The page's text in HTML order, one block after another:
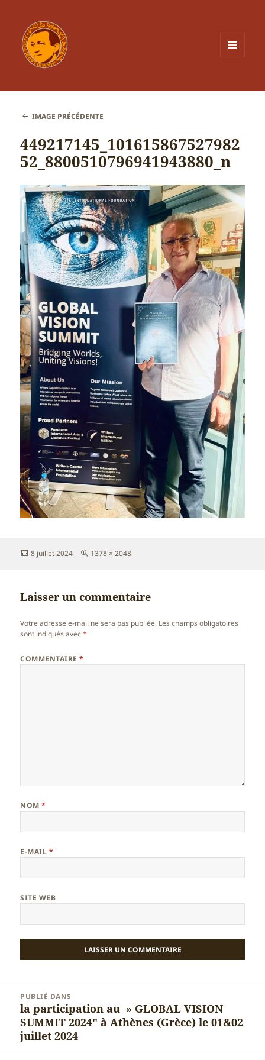
IMAGE PRÉCÉDENTE
449217145_101615867527982
52_8800510796941943880_n
Publié
8 juillet 2024
Taille
1378 × 2048
Laisser un commentaire
Votre adresse e-mail ne sera pas publiée. Les champs obligatoires
sont indiqués avec*
COMMENTAIRE*
NOM*
E-MAIL *
SITE WEB
l’article
PUBLIÉ DANS
la participation au » GLOBAL VISION
SUMMIT 2024″ à Athènes (Grèce) le 01&02
juillet 2024